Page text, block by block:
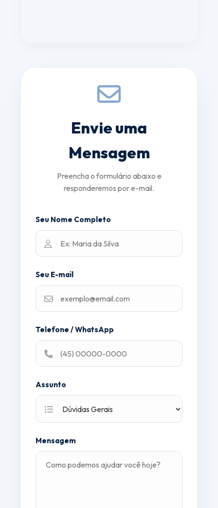
Envie uma
Mensagem
Preencha o formulário abaixo e
responderemos por e-mail.
Seu Nome Completo
Seu E-mail
Telefone / WhatsApp
Assunto
Mensagem